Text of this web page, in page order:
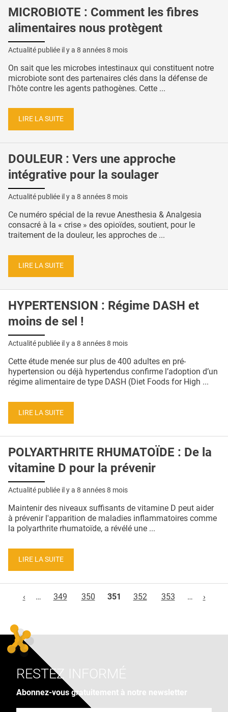
MICROBIOTE : Comment les fibres
alimentaires nous protègent
Actualité publiée il y a 8 années 8 mois
On sait que les microbes intestinaux qui constituent notre
microbiote sont des partenaires clés dans la défense de
l'hôte contre les agents pathogènes. Cette ...
LIRE LA SUITE
DOULEUR : Vers une approche
intégrative pour la soulager
Actualité publiée il y a 8 années 8 mois
Ce numéro spécial de la revue Anesthesia & Analgesia
consacré à la « crise » des opioïdes, soutient, pour le
traitement de la douleur, les approches de ...
LIRE LA SUITE
HYPERTENSION : Régime DASH et
moins de sel !
Actualité publiée il y a 8 années 8 mois
Cette étude menée sur plus de 400 adultes en pré-
hypertension ou déjà hypertendus confirme l’adoption d’un
régime alimentaire de type DASH (Diet Foods for High ...
LIRE LA SUITE
POLYARTHRITE RHUMATOÏDE : De la
vitamine D pour la prévenir
Actualité publiée il y a 8 années 8 mois
Maintenir des niveaux suffisants de vitamine D peut aider
à prévenir l'apparition de maladies inflammatoires comme
la polyarthrite rhumatoïde, a révélé une ...
LIRE LA SUITE
‹
… 349 350 351 352 353 … ›
RESTEZ INFORMÉ
Abonnez-vous gratuitement à notre newsletter